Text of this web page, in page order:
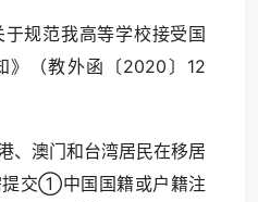
于规范我高等学校接受国
》（教外函〔2020〕12
、澳门和台湾居民在移居
提交①中国国籍或户籍注